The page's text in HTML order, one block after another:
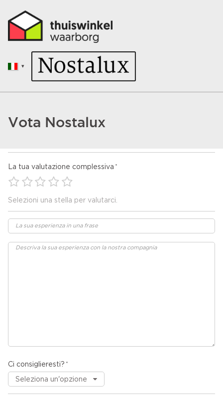
Vota Nostalux
La tua valutazione complessiva
Selezioni una stella per valutarci.
Ci consiglieresti?